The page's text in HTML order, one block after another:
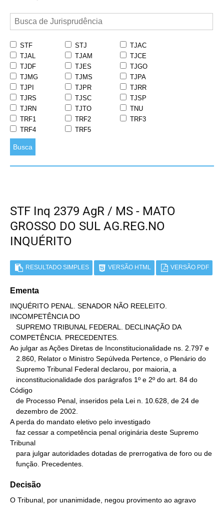
STF STJ
TJAC
TJAL
TJAM
TJCE
TJDF
TJES
TJGO
TJMG
TJMS
TJPA
TJPI
TJPR
TJRR
TJRS
TJSC
TJSP
TJRN
TJTO
TNU
TRF1
TRF2
TRF3
TRF4
TRF5
Busca
STF Inq 2379 AgR / MS - MATO
GROSSO DO SUL AG.REG.NO
INQUÉRITO
RESULTADO SIMPLES VERSÃO HTML VERSÃO PDF
Ementa
INQUÉRITO PENAL. SENADOR NÃO REELEITO.
INCOMPETÊNCIA DO
COMPETÊNCIA. PRECEDENTES.
Ao julgar as Ações Diretas de Inconstitucionalidade ns. 2.797 e
Código
A perda do mandato eletivo pelo investigado
Tribunal
   função. Precedentes.
Decisão
O Tribunal, por unanimidade, negou provimento ao agravo